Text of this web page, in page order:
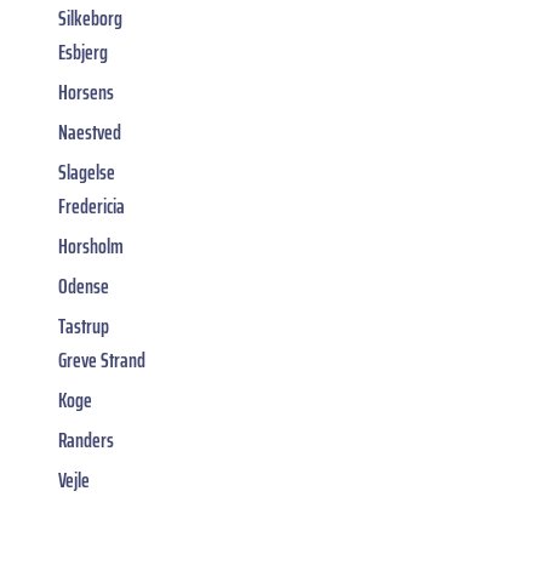
Silkeborg
Esbjerg
Horsens
Naestved
Slagelse
Fredericia
Horsholm
Odense
Tastrup
Greve Strand
Koge
Randers
Vejle